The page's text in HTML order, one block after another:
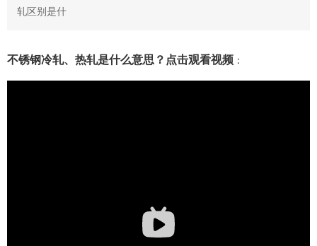
轧区别是什
不锈钢冷轧、热轧是什么意思？点击观看视频 ：